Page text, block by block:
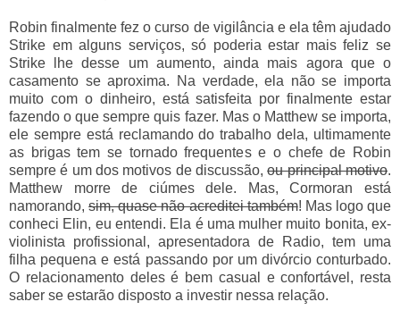
Robin finalmente fez o curso de vigilância e ela têm ajudado
Strike em alguns serviços, só poderia estar mais feliz se
Strike lhe desse um aumento, ainda mais agora que o
casamento se aproxima. Na verdade, ela não se importa
muito com o dinheiro, está satisfeita por finalmente estar
fazendo o que sempre quis fazer. Mas o Matthew se importa,
ele sempre está reclamando do trabalho dela, ultimamente
as brigas tem se tornado frequentes e o chefe de Robin
sempre é um dos motivos de discussão,ou principal motivo.
Matthew morre de ciúmes dele. Mas, Cormoran está
namorando,sim, quase não acreditei também! Mas logo que
conheci Elin, eu entendi. Ela é uma mulher muito bonita, ex-
violinista profissional, apresentadora de Radio, tem uma
filha pequena e está passando por um divórcio conturbado.
O relacionamento deles é bem casual e confortável, resta
saber se estarão disposto a investir nessa relação.